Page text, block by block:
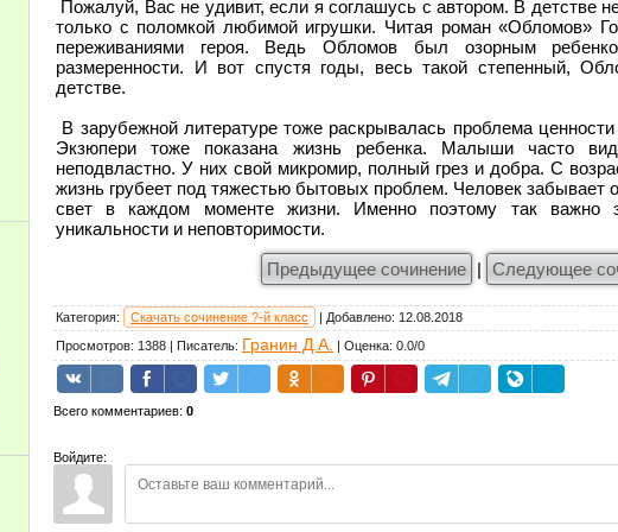
Пожалуй, Вас не удивит, если я соглашусь с автором. В детстве
только с поломкой любимой игрушки. Читая роман «Обломов»
переживаниями героя. Ведь Обломов был озорным
размеренности. И вот спустя годы, весь такой степенный,
детстве.
В зарубежной литературе тоже раскрывалась проблема
Экзюпери тоже показана жизнь ребенка. Малыши часто
неподвластно. У них свой микромир, полный грез и добра. С
жизнь грубеет под тяжестью бытовых проблем. Человек забывает
свет в каждом моменте жизни. Именно поэтому так важно
уникальности и неповторимости.
Предыдущее сочинение
| Следующее
Категория: Скачать сочинение ?-й класс Добавлено: 12.08.2018
Просмотров: 1388 Писатель: Гранин Д.А. Оценка: 0.0/0
Всего комментариев: 0
Войдите: